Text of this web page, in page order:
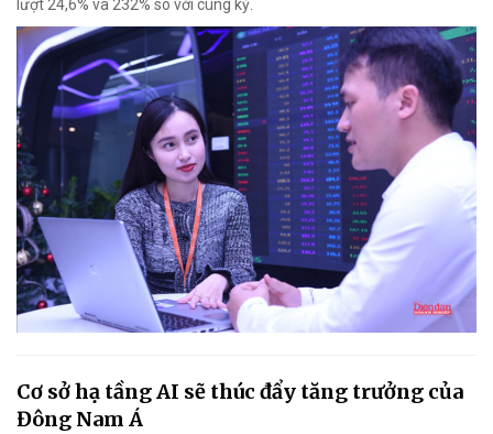
lượt 24,6% và 232% so với cùng kỳ.
Cơ sở hạ tầng AI sẽ thúc đẩy tăng trưởng của
Đông Nam Á